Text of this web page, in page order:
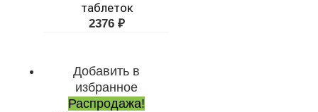
таблеток
2376 ₽
Добавить в
избранное
Распродажа!
Первоначальная
цена
составляла
4341 ₽.